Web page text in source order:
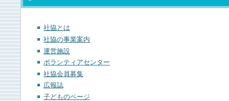
社協とは
社協の事業案内
運営施設
ボランティアセンター
社協会員募集
広報誌
子どものページ